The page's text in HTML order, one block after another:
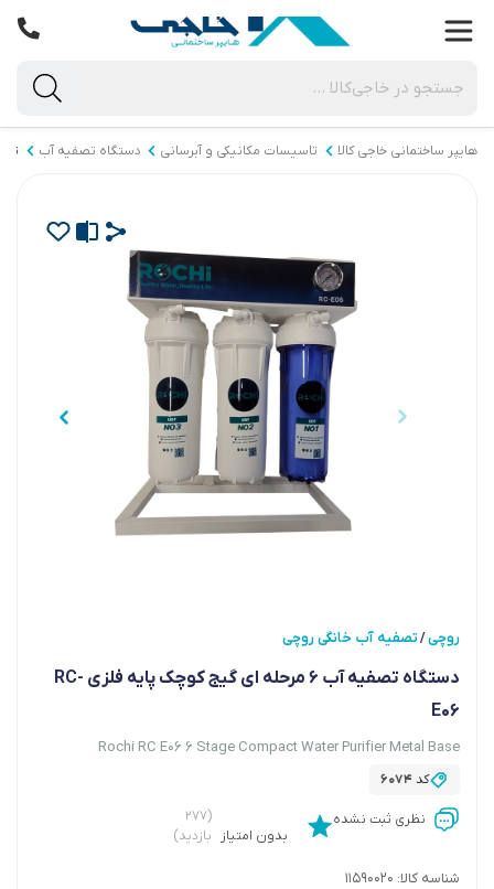
هایپر ساختمانی خاجی‌ کالا تاسیسات مکانیکی و آبرسانی دستگاه تصفیه آب
روچی/تصفیه آب خانگی روچی
دستگاه تصفیه آب 6 مرحله ای گیج کوچک پایه فلزی RC-
E06
Rochi RC E06 6 Stage Compact Water Purifier Metal Base
کد 6074
نظری ثبت نشده
بدون امتیاز
(۲۷۷
بازدید)
شناسه کالا: 11590020